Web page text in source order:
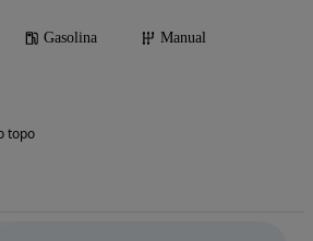
Gasolina
Manual
topo